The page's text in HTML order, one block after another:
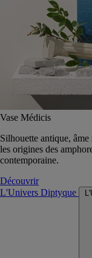
Vase Médicis
Silhouette antique,
les origines des
contemporaine.
Découvrir
L'Univers Diptyque